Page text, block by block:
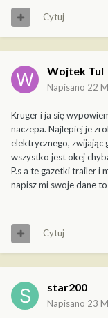
Cytuj
Wojtek Tul
Napisano 22
Kruger i ja się
naczepa. Najlepiej je
elektrycznego, zwijając
wszystko jest okej
P.s a te gazetki trailer i
napisz mi swoje dane
Cytuj
star200
Napisano 23